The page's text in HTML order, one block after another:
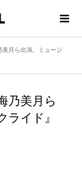
月ら出演。ミュージ
乃美月ら
イド』